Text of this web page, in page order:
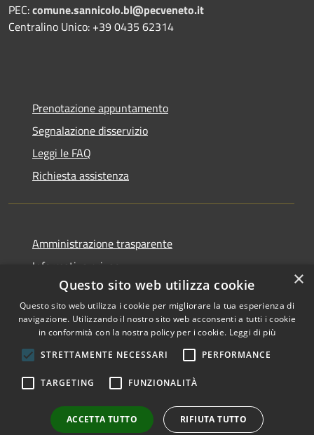
PEC:comune.sannicolo.bl@pecveneto.it
Centralino Unico: +39 0435 62314
Prenotazione appuntamento
Segnalazione disservizio
Leggi le FAQ
Richiesta assistenza
Amministrazione trasparente
Informativa privacy
Note legali
Dichiarazione di accessibilità
RSS
Copyright © 2026 • Comune di
Powered byMunicipium
×
Questo sito web utilizza cookie
Questo sito web utilizza i cookie per migliorare la tua esperienza di
navigazione. Utilizzando il nostro sito web acconsenti a tutti i cookie
in conformità con la nostra policy per i cookie. Leggi di più
STRETTAMENTE NECESSARI
PERFORMANCE
TARGETING FUNZIONALITÀ
ACCETTA TUTTO RIFIUTA TUTTO